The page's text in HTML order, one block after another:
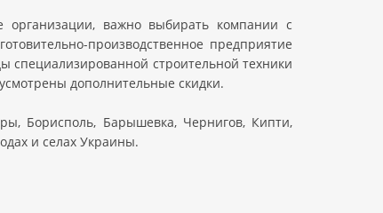
важно выбирать компании с
производственное предприятие
специализированной строительной техники
дополнительные скидки.
Борисполь, Барышевка, Чернигов, Кипти,
и селах Украины.